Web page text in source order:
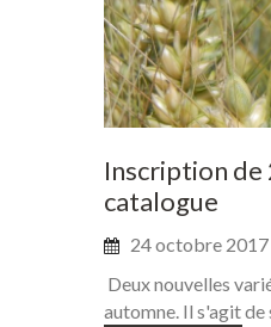
Inscription de
catalogue
24 octobre 2017
Deux nouvelles
automne. Il s'agit